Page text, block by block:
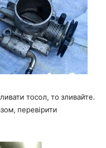
тосол, то зливайте.
перевірити